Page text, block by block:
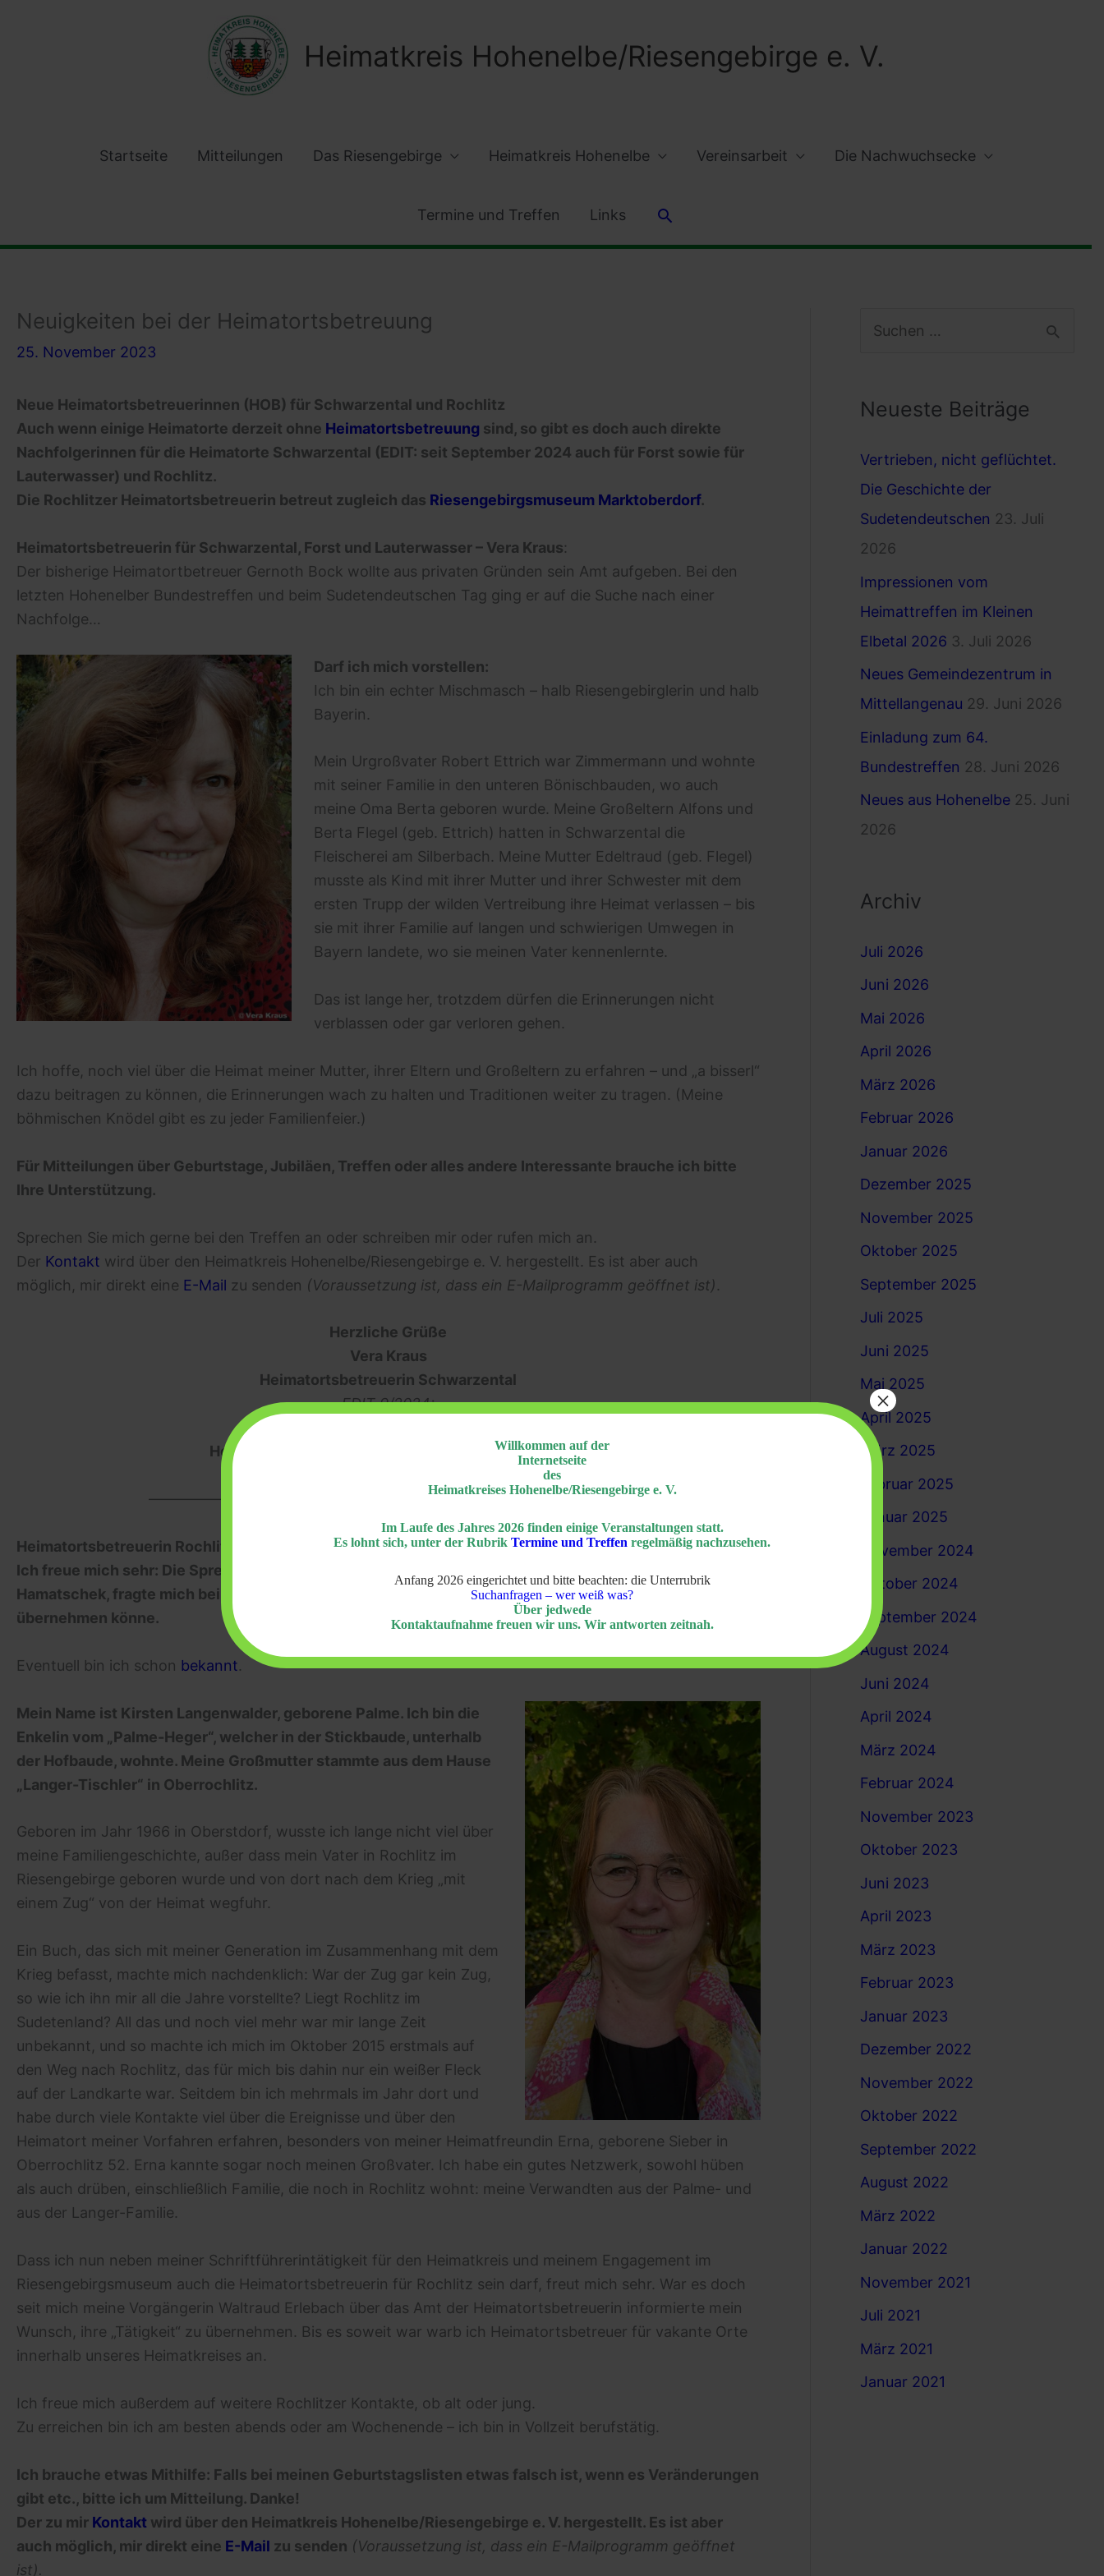
Heimatkreis Hohenelbe/Riesengebirge e. V.
Startseite Mitteilungen Das Riesengebirge Heimatkreis Hohenelbe Vereinsarbeit Die Nachwuchsecke
Termine und Treffen Links Suchen
Neuigkeiten bei der Heimatortsbetreuung
25. November 2023
Neue Heimatortsbetreuerinnen (HOB) für Schwarzental und Rochlitz
Auch wenn einige Heimatorte derzeit ohne Heimatortsbetreuung sind, so gibt es doch auch direkte
Nachfolgerinnen für die Heimatorte Schwarzental (EDIT: seit September 2024 auch für Forst sowie für
Lauterwasser) und Rochlitz.
Die Rochlitzer Heimatortsbetreuerin betreut zugleich das Riesengebirgsmuseum Marktoberdorf.
Heimatortsbetreuerin für Schwarzental, Forst und Lauterwasser – Vera Kraus:
Der bisherige Heimatortbetreuer Gernoth Bock wollte aus privaten Gründen sein Amt aufgeben. Bei den
letzten Hohenelber Bundestreffen und beim Sudetendeutschen Tag ging er auf die Suche nach einer
Nachfolge…
Darf ich mich vorstellen:
Ich bin ein echter Mischmasch – halb Riesengebirglerin und halb
Bayerin.
Mein Urgroßvater Robert Ettrich war Zimmermann und wohnte
mit seiner Familie in den unteren Bönischbauden, wo auch
meine Oma Berta geboren wurde. Meine Großeltern Alfons und
Berta Flegel (geb. Ettrich) hatten in Schwarzental die
Fleischerei am Silberbach. Meine Mutter Edeltraud (geb. Flegel)
musste als Kind mit ihrer Mutter und ihrer Schwester mit dem
ersten Trupp der wilden Vertreibung ihre Heimat verlassen – bis
sie mit ihrer Familie auf langen und schwierigen Umwegen in
Bayern landete, wo sie meinen Vater kennenlernte.
Das ist lange her, trotzdem dürfen die Erinnerungen nicht
verblassen oder gar verloren gehen.
Ich hoffe, noch viel über die Heimat meiner Mutter, ihrer Eltern und Großeltern zu erfahren – und „a bisserl“
dazu beitragen zu können, die Erinnerungen wach zu halten und Traditionen weiter zu tragen. (Meine
böhmischen Knödel gibt es zu jeder Familienfeier.)
Für Mitteilungen über Geburtstage, Jubiläen, Treffen oder alles andere Interessante brauche ich bitte
Ihre Unterstützung.
Sprechen Sie mich gerne bei den Treffen an oder schreiben mir oder rufen mich an.
Der Kontakt wird über den Heimatkreis Hohenelbe/Riesengebirge e. V. hergestellt. Es ist aber auch
möglich, mir direkt eine E-Mail zu senden (Voraussetzung ist, dass ein E-Mailprogramm geöffnet ist).
Herzliche Grüße
Vera Kraus
Heimatortsbetreuerin Schwarzental
EDIT 9/2024:
Heimatortsbetreuerin von Forst und Lauterwasser
————————————————————————————————-
Heimatortsbetreuerin Rochlitz – Kirsten Langenwalder:
Ich freue mich sehr: Die Sprecherin der Heimatortsbetreuer (HOB) im Heimatkreis Hohenelbe, Bärbel
Hamatschek, fragte mich beim Bundestreffen 2023 in Bensheim, ob ich die Ortsbetreuung für Rochlitz
übernehmen könne.
Eventuell bin ich schon bekannt.
Mein Name ist Kirsten Langenwalder, geborene Palme. Ich bin die
Enkelin vom „Palme-Heger“, welcher in der Stickbaude, unterhalb
der Hofbaude, wohnte. Meine Großmutter stammte aus dem Hause
„Langer-Tischler“ in Oberrochlitz.
Geboren im Jahr 1966 in Oberstdorf, wusste ich lange nicht viel über
meine Familiengeschichte, außer dass mein Vater in Rochlitz im
Riesengebirge geboren wurde und von dort nach dem Krieg „mit
einem Zug“ von der Heimat wegfuhr.
Ein Buch, das sich mit meiner Generation im Zusammenhang mit dem
Krieg befasst, machte mich nachdenklich: War der Zug gar kein Zug,
so wie ich ihn mir all die Jahre vorstellte? Liegt Rochlitz im
Sudetenland? All das und noch viel mehr war mir lange Zeit
unbekannt, und so machte ich mich im Oktober 2015 erstmals auf
den Weg nach Rochlitz, das für mich bis dahin nur ein weißer Fleck
auf der Landkarte war. Seitdem bin ich mehrmals im Jahr dort und
habe durch viele Kontakte viel über die Ereignisse und über den
Heimatort meiner Vorfahren erfahren, besonders von meiner Heimatfreundin Erna, geborene Sieber in
Oberrochlitz 52. Erna kannte sogar noch meinen Großvater. Ich habe ein gutes Netzwerk, sowohl hüben
als auch drüben, einschließlich Familie, die noch in Rochlitz wohnt: meine Verwandten aus der Palme- und
aus der Langer-Familie.
Dass ich nun neben meiner Schriftführerintätigkeit für den Heimatkreis und meinem Engagement im
Riesengebirgsmuseum auch die Heimatortsbetreuerin für Rochlitz sein darf, freut mich sehr. War es doch
seit mich meine Vorgängerin Waltraud Erlebach über das Amt der Heimatortsbetreuerin informierte mein
Wunsch, ihre „Tätigkeit“ zu übernehmen. Bis es soweit war warb ich Heimatortsbetreuer für vakante Orte
innerhalb unseres Heimatkreises an.
Ich freue mich außerdem auf weitere Rochlitzer Kontakte, ob alt oder jung.
Zu erreichen bin ich am besten abends oder am Wochenende – ich bin in Vollzeit berufstätig.
Ich brauche etwas Mithilfe: Falls bei meinen Geburtstagslisten etwas falsch ist, wenn es Veränderungen
gibt etc., bitte ich um Mitteilung. Danke!
Der zu mir Kontakt wird über den Heimatkreis Hohenelbe/Riesengebirge e. V. hergestellt. Es ist aber
auch möglich, mir direkt eine E-Mail zu senden (Voraussetzung ist, dass ein E-Mailprogramm geöffnet
ist).
h
n
n
a
c
h
:
Neueste Beiträge
Vertrieben, nicht geflüchtet.
Die Geschichte der
Sudetendeutschen 23. Juli
2026
Impressionen vom
Heimattreffen im Kleinen
Elbetal 2026 3. Juli 2026
Neues Gemeindezentrum in
Mittellangenau 29. Juni 2026
Einladung zum 64.
Bundestreffen 28. Juni 2026
Neues aus Hohenelbe 25. Juni
2026
Archiv
Juli 2026
Juni 2026
Mai 2026
April 2026
März 2026
Februar 2026
Januar 2026
Dezember 2025
November 2025
Oktober 2025
September 2025
Juli 2025
Juni 2025
Mai 2025
April 2025
März 2025
Februar 2025
Januar 2025
November 2024
Oktober 2024
September 2024
August 2024
Juni 2024
April 2024
März 2024
Februar 2024
November 2023
Oktober 2023
Juni 2023
April 2023
März 2023
Februar 2023
Januar 2023
Dezember 2022
November 2022
Oktober 2022
September 2022
August 2022
März 2022
Januar 2022
November 2021
Juli 2021
März 2021
Januar 2021
Willkommen auf der
Internetseite
des
Heimatkreises Hohenelbe/Riesengebirge e. V.
Im Laufe des Jahres 2026 finden einige Veranstaltungen statt.
Es lohnt sich, unter der Rubrik Termine und Treffen regelmäßig nachzusehen.
Anfang 2026 eingerichtet und bitte beachten: die Unterrubrik
Suchanfragen – wer weiß was?
Über jedwede
Kontaktaufnahme freuen wir uns. Wir antworten zeitnah.
×